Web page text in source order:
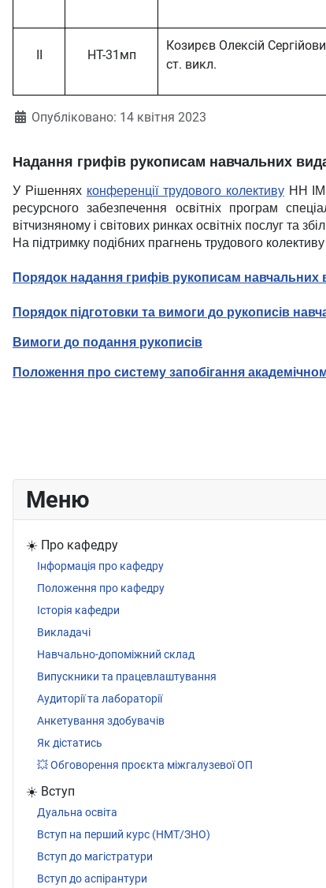
Меню
☀️ Про кафедру
Інформація про кафедру
Положення про кафедру
Історія кафедри
Викладачі
Навчально-допоміжний склад
Випускники та працевлаштування
Аудиторії та лабораторії
Анкетування здобувачів
Як дістатись
💥 Обговорення проєкта міжгалузевої ОП
☀️ Вступ
Дуальна освіта
Вступ на перший курс (НМТ/ЗНО)
Вступ до магістратури
Вступ до аспірантури
НТ-31мп
Козирєв Олексій
ст. викл.
Опубліковано: 14 квітня 2023
Надання грифів рукописам навчальних
У Рішеннях конференції трудового колективуНН ІМЗ
ресурсного забезпечення освітніх програм
вітчизняному і світових ринках освітніх послуг та
На підтримку подібних прагнень трудового
Порядок надання грифів рукописам навчальних
Порядок підготовки та вимоги до рукописів
Вимоги до подання рукописів
Положення про систему запобігання